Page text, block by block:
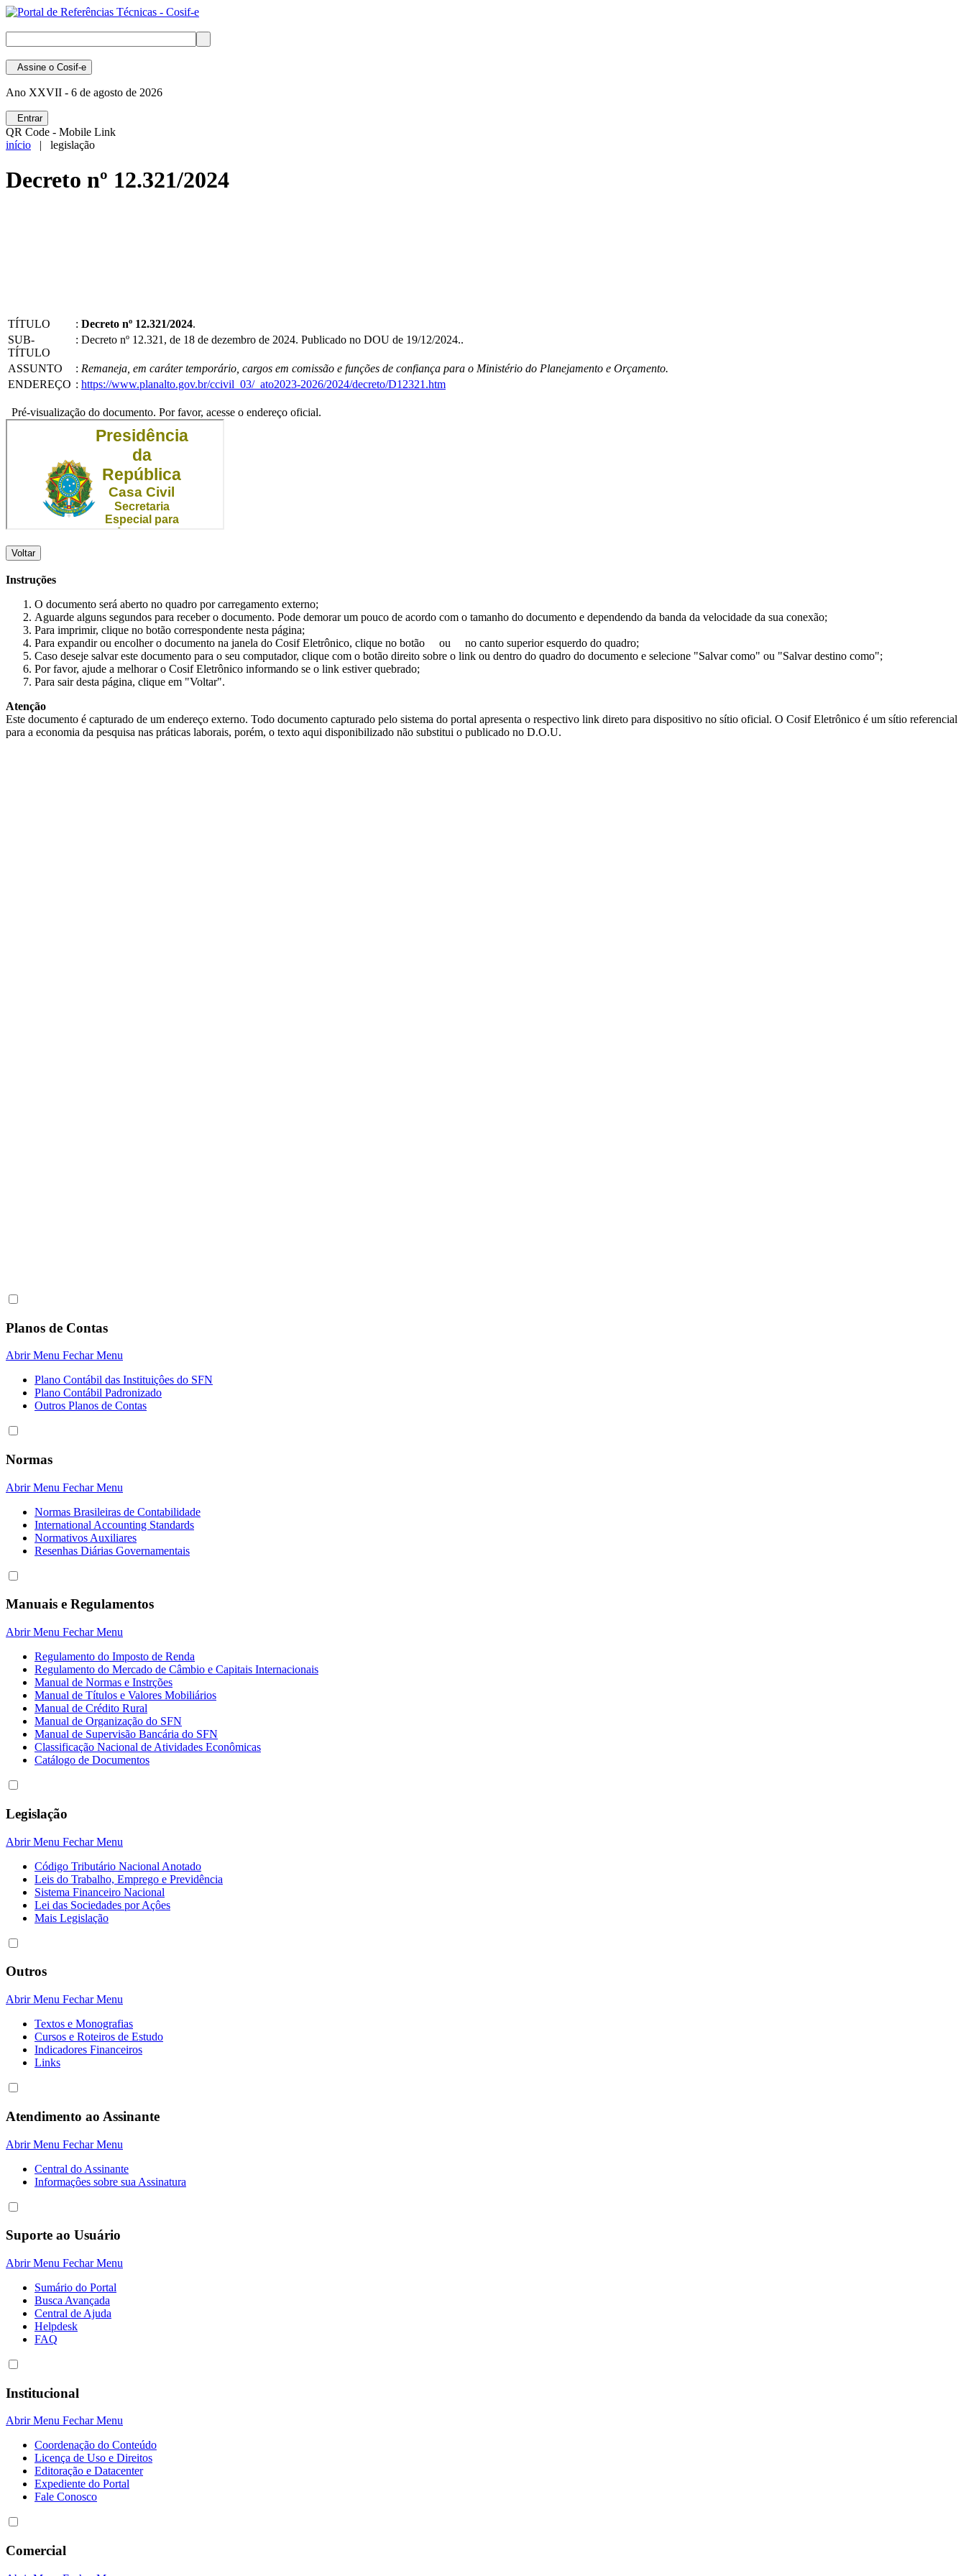
Assine o Cosif-e
Ano XXVII - 6 de agosto de 2026
Entrar
QR Code - Mobile Link
início | legislação
Decreto nº 12.321/2024
TÍTULO : Decreto nº 12.321/2024.
SUB-
TÍTULO
: Decreto nº 12.321, de 18 de dezembro de 2024. Publicado no DOU de 19/12/2024..
ASSUNTO : Remaneja, em caráter temporário, cargos em comissão e funções de confiança para o Ministério do Planejamento e Orçamento.
ENDEREÇO : https://www.planalto.gov.br/ccivil_03/_ato2023-2026/2024/decreto/D12321.htm
Pré-visualização do documento. Por favor, acesse o endereço oficial.
Voltar
Instruções
O documento será aberto no quadro por carregamento externo;
Aguarde alguns segundos para receber o documento. Pode demorar um pouco de acordo com o tamanho do documento e dependendo da banda da velocidade da sua conexão;
Para imprimir, clique no botão correspondente nesta página;
Para expandir ou encolher o documento na janela do Cosif Eletrônico, clique no botão
ou
no canto superior esquerdo do quadro;
Caso deseje salvar este documento para o seu computador, clique com o botão direito sobre o link ou dentro do quadro do documento e selecione "Salvar como" ou "Salvar destino como";
Por favor, ajude a melhorar o Cosif Eletrônico informando se o link estiver quebrado;
Para sair desta página, clique em "Voltar".
Atenção
Este documento é capturado de um endereço externo. Todo documento capturado pelo sistema do portal apresenta o respectivo link direto para dispositivo no sítio oficial. O Cosif Eletrônico é um sítio referencial
para a economia da pesquisa nas práticas laborais, porém, o texto aqui disponibilizado não substitui o publicado no D.O.U.
Planos de Contas
Abrir Menu Fechar Menu
Plano Contábil das Instituiçôes do SFN
Plano Contábil Padronizado
Outros Planos de Contas
Normas
Abrir Menu Fechar Menu
Normas Brasileiras de Contabilidade
International Accounting Standards
Normativos Auxiliares
Resenhas Diárias Governamentais
Manuais e Regulamentos
Abrir Menu Fechar Menu
Regulamento do Imposto de Renda
Regulamento do Mercado de Câmbio e Capitais Internacionais
Manual de Normas e Instrções
Manual de Títulos e Valores Mobiliários
Manual de Crédito Rural
Manual de Organização do SFN
Manual de Supervisão Bancária do SFN
Classificação Nacional de Atividades Econômicas
Catálogo de Documentos
Legislação
Abrir Menu Fechar Menu
Código Tributário Nacional Anotado
Leis do Trabalho, Emprego e Previdência
Sistema Financeiro Nacional
Lei das Sociedades por Açôes
Mais Legislação
Outros
Abrir Menu Fechar Menu
Textos e Monografias
Cursos e Roteiros de Estudo
Indicadores Financeiros
Links
Atendimento ao Assinante
Abrir Menu Fechar Menu
Central do Assinante
Informaçôes sobre sua Assinatura
Suporte ao Usuário
Abrir Menu Fechar Menu
Sumário do Portal
Busca Avançada
Central de Ajuda
Helpdesk
FAQ
Institucional
Abrir Menu Fechar Menu
Coordenação do Conteúdo
Licença de Uso e Direitos
Editoração e Datacenter
Expediente do Portal
Fale Conosco
Comercial